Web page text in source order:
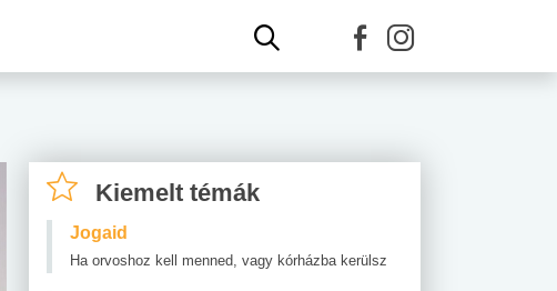
Kiemelt témák
Jogaid
Ha orvoshoz kell menned, vagy kórházba kerülsz